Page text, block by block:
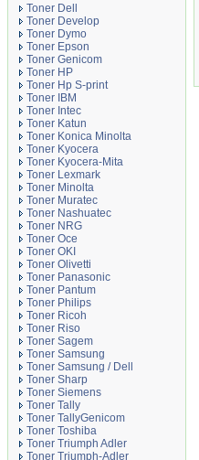
Toner Dell
Toner Develop
Toner Dymo
Toner Epson
Toner Genicom
Toner HP
Toner Hp S-print
Toner IBM
Toner Intec
Toner Katun
Toner Konica Minolta
Toner Kyocera
Toner Kyocera-Mita
Toner Lexmark
Toner Minolta
Toner Muratec
Toner Nashuatec
Toner NRG
Toner Oce
Toner OKI
Toner Olivetti
Toner Panasonic
Toner Pantum
Toner Philips
Toner Ricoh
Toner Riso
Toner Sagem
Toner Samsung
Toner Samsung / Dell
Toner Sharp
Toner Siemens
Toner Tally
Toner TallyGenicom
Toner Toshiba
Toner Triumph Adler
Toner Triumph-Adler